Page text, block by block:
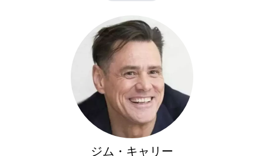
ジム・キャリー